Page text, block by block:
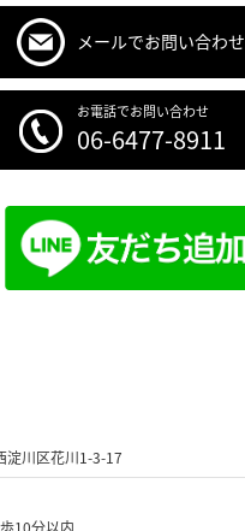
メールでお問い合わせ
お電話でお問い合わせ
06-6477-8911
淀川区花川1-3-17